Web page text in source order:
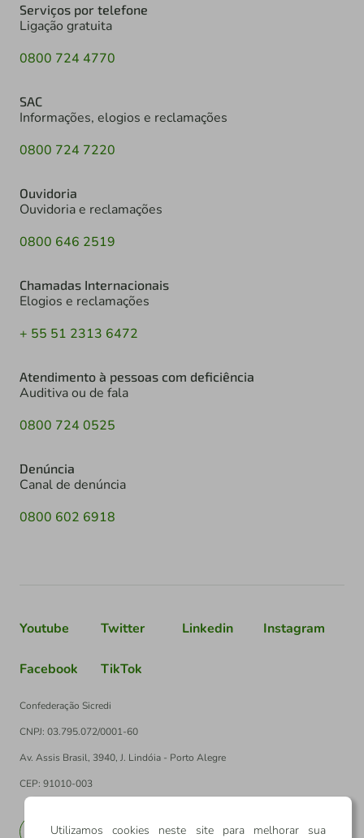
Serviços por telefone
Ligação gratuita
0800 724 4770
SAC
Informações, elogios e reclamações
0800 724 7220
Ouvidoria
Ouvidoria e reclamações
0800 646 2519
Chamadas Internacionais
Elogios e reclamações
+ 55 51 2313 6472
Atendimento à pessoas com deficiência
Auditiva ou de fala
0800 724 0525
Denúncia
Canal de denúncia
0800 602 6918
Youtube Twitter Linkedin Instagram
Facebook TikTok
Confederação Sicredi
CNPJ: 03.795.072/0001-60
Av. Assis Brasil, 3940, J. Lindóia - Porto Alegre
CEP: 91010-003
EN
Utilizamos cookies neste site para melhorar sua